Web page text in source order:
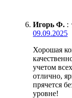
Игорь Ф. :
09.09.2025
Хорошая
учетом
отлично,
прячется
уровне!